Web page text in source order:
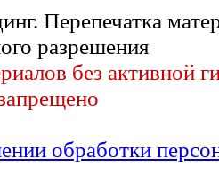
Перепечатка
разрешения
без активной
обработки